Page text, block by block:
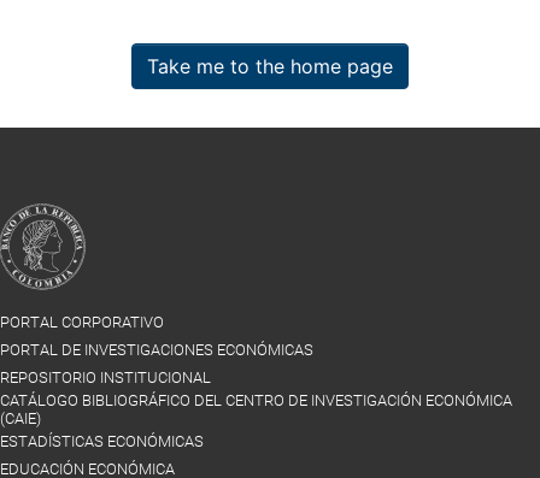
Take me to the home page
PORTAL CORPORATIVO
PORTAL DE INVESTIGACIONES ECONÓMICAS
REPOSITORIO INSTITUCIONAL
CATÁLOGO BIBLIOGRÁFICO DEL CENTRO DE INVESTIGACIÓN ECONÓMICA
(CAIE)
ESTADÍSTICAS ECONÓMICAS
EDUCACIÓN ECONÓMICA